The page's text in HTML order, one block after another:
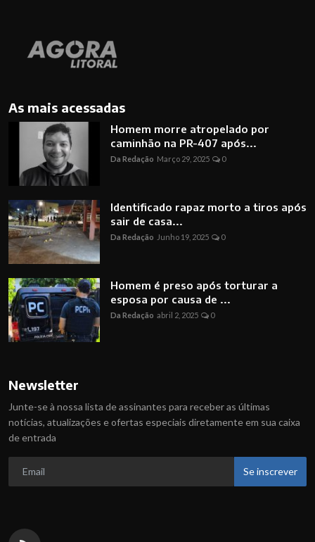
As mais acessadas
Homem morre atropelado por
caminhão na PR-407 após...
Da Redação Março 29, 2025 0
Identificado rapaz morto a tiros após
sair de casa...
Da Redação Junho 19, 2025 0
Homem é preso após torturar a
esposa por causa de ...
Da Redação abril 2, 2025 0
Newsletter
Junte-se à nossa lista de assinantes para receber as últimas
notícias, atualizações e ofertas especiais diretamente em sua caixa
de entrada
Se inscrever